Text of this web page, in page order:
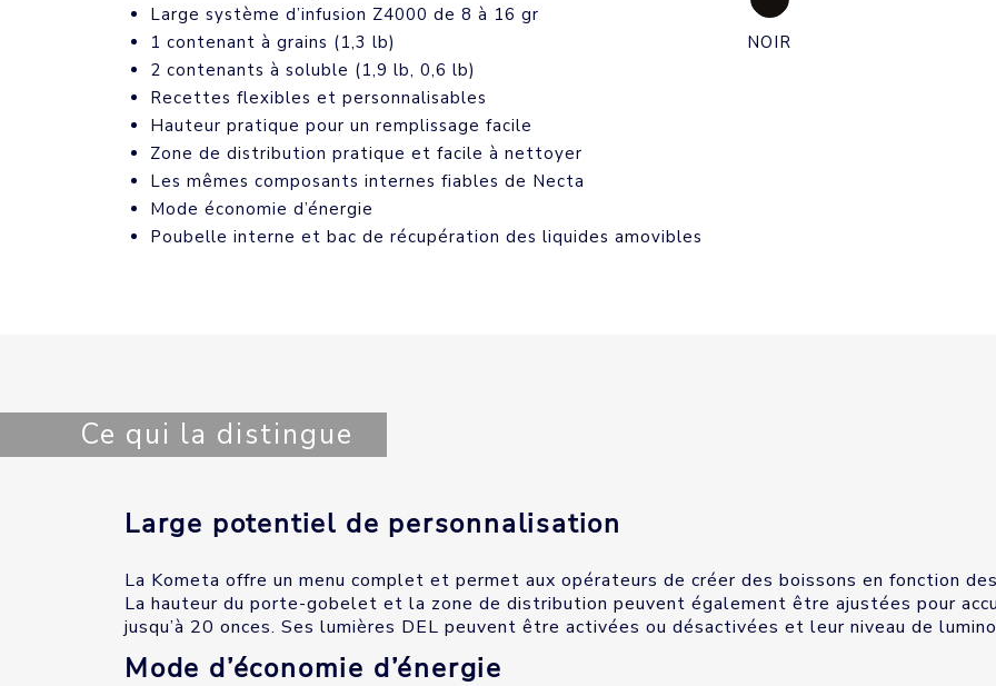
Large système d’infusion Z4000 de 8 à 16 gr
1 contenant à grains (1,3 lb)
2 contenants à soluble (1,9 lb, 0,6 lb)
Recettes flexibles et personnalisables
Hauteur pratique pour un remplissage facile
Zone de distribution pratique et facile à nettoyer
Les mêmes composants internes fiables de Necta
Mode économie d’énergie
Poubelle interne et bac de récupération des liquides amovibles
NOIR
Ce qui la distingue
Large potentiel de personnalisation
La Kometa offre un menu complet et permet aux opérateurs de créer des boissons en fonction
La hauteur du porte-gobelet et la zone de distribution peuvent également être ajustées pour
jusqu’à 20 onces. Ses lumières DEL peuvent être activées ou désactivées et leur niveau de
Mode d’économie d’énergie